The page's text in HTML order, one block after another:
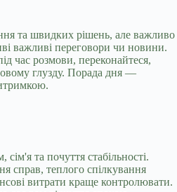
та швидких рішень, але важливо
важливі переговори чи новини.
час розмови, переконайтеся,
глузду. Порада дня —
та почуття стабільності.
справ, теплого спілкування
витрати краще контролювати.